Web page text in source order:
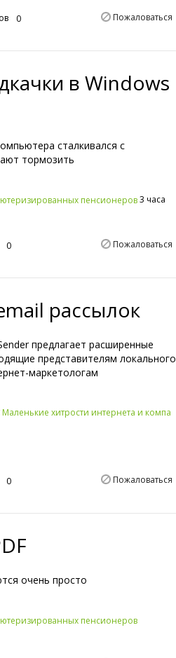
Пожаловаться
0
в Windows
сталкивался с
тормозить
пенсионеров3 часа
Пожаловаться
0
рассылок
предлагает расширенные
представителям локального
маркетологам
Маленькие хитрости интернета и компа
Пожаловаться
0
очень просто
пенсионеров